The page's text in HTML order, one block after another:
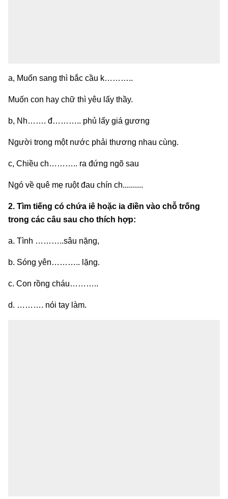
a, Muốn sang thì bắc cầu k………..
Muốn con hay chữ thì yêu lấy thầy.
b, Nh……. đ……….. phủ lấy giá gương
Người trong một nước phải thương nhau cùng.
c, Chiều ch……….. ra đứng ngõ sau
Ngó về quê mẹ ruột đau chín ch..........
2. Tìm tiếng có chứa iê hoặc ia điền vào chỗ trống
trong các câu sau cho thích hợp:
a. Tình ………..sâu nặng,
b. Sóng yên……….. lặng.
c. Con rồng cháu………..
d. ………. nói tay làm.